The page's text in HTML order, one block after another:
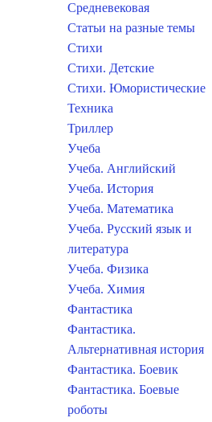
Средневековая
Статьи на разные темы
Стихи
Стихи. Детские
Стихи. Юмористические
Техника
Триллер
Учеба
Учеба. Английский
Учеба. История
Учеба. Математика
Учеба. Русский язык и
литература
Учеба. Физика
Учеба. Химия
Фантастика
Фантастика.
Альтернативная история
Фантастика. Боевик
Фантастика. Боевые
роботы